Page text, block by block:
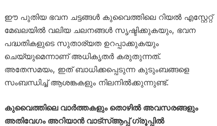
ഈ പുതിയ ഭവന ചട്ടങ്ങൾ കുവൈത്തിലെ റിയൽ എസ്റ്റേറ്റ്
മേഖലയിൽ വലിയ ചലനങ്ങൾ സൃഷ്ടിക്കുകയും, ഭവന
പദ്ധതികളുടെ സുതാര്യത ഉറപ്പാക്കുകയും
ചെയ്യുമെന്നാണ് അധികൃതർ കരുതുന്നത്.
അതേസമയം, ഇത് ബാധിക്കപ്പെടുന്ന കുടുംബങ്ങളെ
സംബന്ധിച്ച് ആശങ്കകളും നിലനിൽക്കുന്നുണ്ട്.
കുവൈത്തിലെ വാർത്തകളും തൊഴിൽ അവസരങ്ങളും
അതിവേഗം അറിയാൻ വാട്സ്ആപ്പ് ഗ്രൂപ്പിൽ